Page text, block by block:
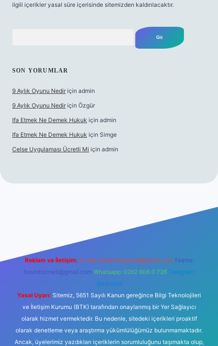
ilgili içerikler yasal süre içerisinde sitemizden kaldırılacaktır.
SON YORUMLAR
9 Aylık Oyunu Nedir için admin
9 Aylık Oyunu Nedir için Özgür
Ifa Etmek Ne Demek Hukuk için admin
Ifa Etmek Ne Demek Hukuk için Simge
Celse Uygulaması Ücretli Mi için admin
Reklam ve İletişim: E-mail: backlinkpaneli@gmail.com Teams:
forumhizmeti@gmail.com Whatsapp: 0262 606 0 726 Telegram:
@karabul
Yasal Uyarı: Sitemiz, 5651 Sayılı Kanun gereğince Bilgi Teknolojileri
ve İletişim Kurumu (BTK) tarafından onaylanmış bir Yer Sağlayıcı
olarak hizmet vermektedir. Bu nedenle, sitedeki içerikleri proaktif
olarak denetleme veya araştırma yükümlülüğümüz bulunmamaktadır.
Ancak, üyelerimiz yazdıkları içeriklerin sorumluluğunu taşımakta olup,